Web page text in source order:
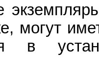
могут
в